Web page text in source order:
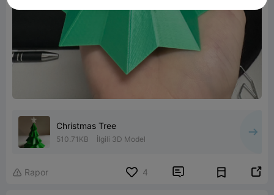
Christmas Tree
510.71KB İlgili 3D Model
 Rapor 4  